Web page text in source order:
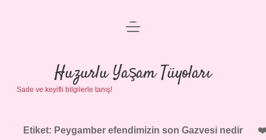
Anasayfa
Gizlilik Politikası
Yasal Uyarı
menüyü
Huzurlu Yaşam Tüyoları
Sade ve keyifli bilgilerle tanış!
Etiket: Peygamber efendimizin son Gazvesi nedir